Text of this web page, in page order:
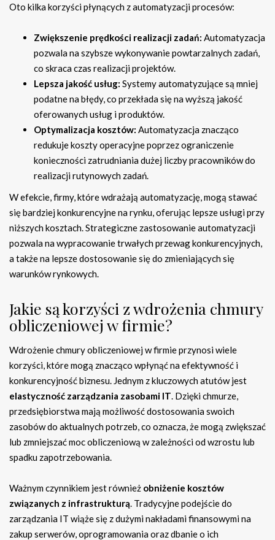
Oto kilka korzyści płynących z automatyzacji procesów:
Zwiększenie prędkości realizacji zadań: Automatyzacja
pozwala na szybsze wykonywanie powtarzalnych zadań,
co skraca czas realizacji projektów.
Lepsza jakość usług: Systemy automatyzujące są mniej
podatne na błędy, co przekłada się na wyższą jakość
oferowanych usług i produktów.
Optymalizacja kosztów: Automatyzacja znacząco
redukuje koszty operacyjne poprzez ograniczenie
konieczności zatrudniania dużej liczby pracowników do
realizacji rutynowych zadań.
W efekcie, firmy, które wdrażają automatyzację, mogą stawać
się bardziej konkurencyjne na rynku, oferując lepsze usługi przy
niższych kosztach. Strategiczne zastosowanie automatyzacji
pozwala na wypracowanie trwałych przewag konkurencyjnych,
a także na lepsze dostosowanie się do zmieniających się
warunków rynkowych.
Jakie są korzyści z wdrożenia chmury
obliczeniowej w firmie?
Wdrożenie chmury obliczeniowej w firmie przynosi wiele
korzyści, które mogą znacząco wpłynąć na efektywność i
konkurencyjność biznesu. Jednym z kluczowych atutów jest
elastyczność zarządzania zasobami IT. Dzięki chmurze,
przedsiębiorstwa mają możliwość dostosowania swoich
zasobów do aktualnych potrzeb, co oznacza, że mogą zwiększać
lub zmniejszać moc obliczeniową w zależności od wzrostu lub
spadku zapotrzebowania.
Ważnym czynnikiem jest również obniżenie kosztów
związanych z infrastrukturą. Tradycyjne podejście do
zarządzania IT wiąże się z dużymi nakładami finansowymi na
zakup serwerów, oprogramowania oraz dbanie o ich